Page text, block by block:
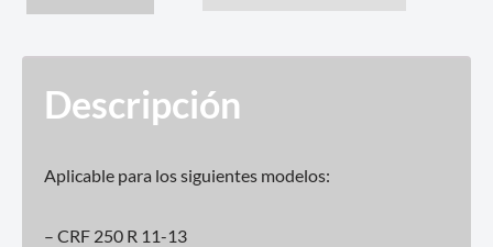
Descripción
Aplicable para los siguientes modelos:
– CRF 250 R 11-13